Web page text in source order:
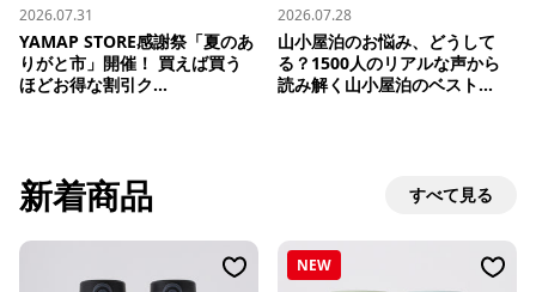
2026.07.31
YAMAP STORE感謝祭「夏のあ
りがと市」開催！ 買えば買う
ほどお得な割引ク...
2026.07.28
山小屋泊のお悩み、どうして
る？1500人のリアルな声から
読み解く山小屋泊のベスト...
新着商品 すべて見る
NEW